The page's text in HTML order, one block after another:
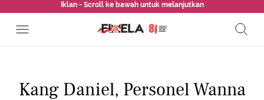
Iklan - Scroll ke bawah untuk melanjutkan
Kang Daniel, Personel Wanna